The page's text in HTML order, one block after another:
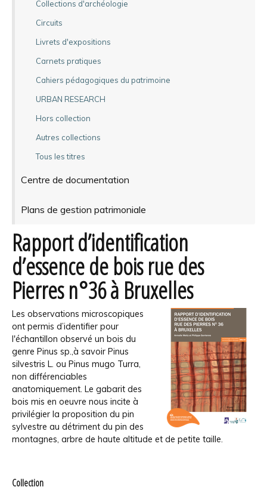
Collections d'archéologie
Circuits
Livrets d'expositions
Carnets pratiques
Cahiers pédagogiques du patrimoine
URBAN RESEARCH
Hors collection
Autres collections
Tous les titres
Centre de documentation
Plans de gestion patrimoniale
Rapport d’identification
d’essence de bois rue des
Pierres n°36 à Bruxelles
Les observations microscopiques
ont permis d’identifier pour
l'échantillon observé un bois du
genre Pinus sp.,à savoir Pinus
silvestris L. ou Pinus mugo Turra,
non différenciables
anatomiquement. Le gabarit des
bois mis en oeuvre nous incite à
privilégier la proposition du pin
sylvestre au détriment du pin des
montagnes, arbre de haute altitude et de petite taille.
Collection